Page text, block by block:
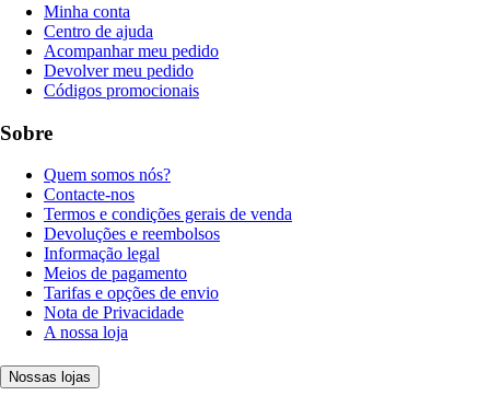
Minha conta
Centro de ajuda
Acompanhar meu pedido
Devolver meu pedido
Códigos promocionais
Sobre
Quem somos nós?
Contacte-nos
Termos e condições gerais de venda
Devoluções e reembolsos
Informação legal
Meios de pagamento
Tarifas e opções de envio
Nota de Privacidade
A nossa loja
Nossas lojas